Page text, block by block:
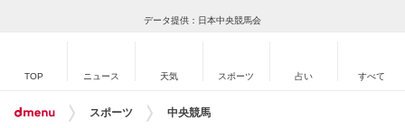
データ提供：日本中央競馬会
TOP ニュース 天気 スポーツ 占い すべて
スポーツ 中央競馬